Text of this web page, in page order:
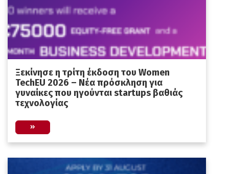
Ξεκίνησε η τρίτη έκδοση του Women
TechEU 2026 – Νέα πρόσκληση για
γυναίκες που ηγούνται startups βαθιάς
τεχνολογίας